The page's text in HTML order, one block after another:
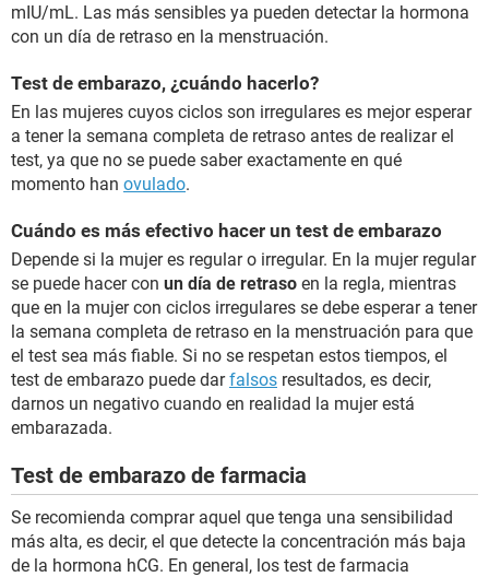
mIU/mL. Las más sensibles ya pueden detectar la hormona
con un día de retraso en la menstruación.
Test de embarazo, ¿cuándo hacerlo?
En las mujeres cuyos ciclos son irregulares es mejor esperar
a tener la semana completa de retraso antes de realizar el
test, ya que no se puede saber exactamente en qué
momento han ovulado.
Cuándo es más efectivo hacer un test de embarazo
Depende si la mujer es regular o irregular. En la mujer regular
se puede hacer con un día de retraso en la regla, mientras
que en la mujer con ciclos irregulares se debe esperar a tener
la semana completa de retraso en la menstruación para que
el test sea más fiable. Si no se respetan estos tiempos, el
test de embarazo puede darfalsos resultados, es decir,
darnos un negativo cuando en realidad la mujer está
embarazada.
Test de embarazo de farmacia
Se recomienda comprar aquel que tenga una sensibilidad
más alta, es decir, el que detecte la concentración más baja
de la hormona hCG. En general, los test de farmacia